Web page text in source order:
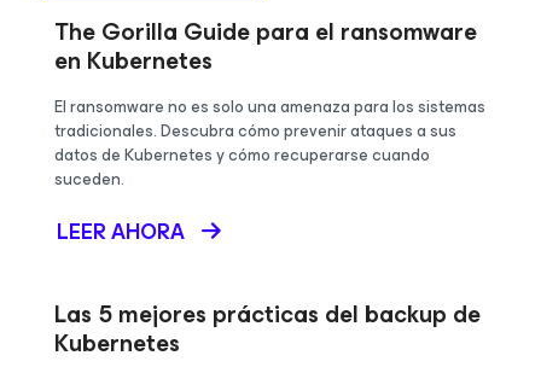
The Gorilla Guide para el ransomware
en Kubernetes
El ransomware no es solo una amenaza para los sistemas
tradicionales. Descubra cómo prevenir ataques a sus
datos de Kubernetes y cómo recuperarse cuando
suceden.
LEER AHORA
Las 5 mejores prácticas del backup de
Kubernetes